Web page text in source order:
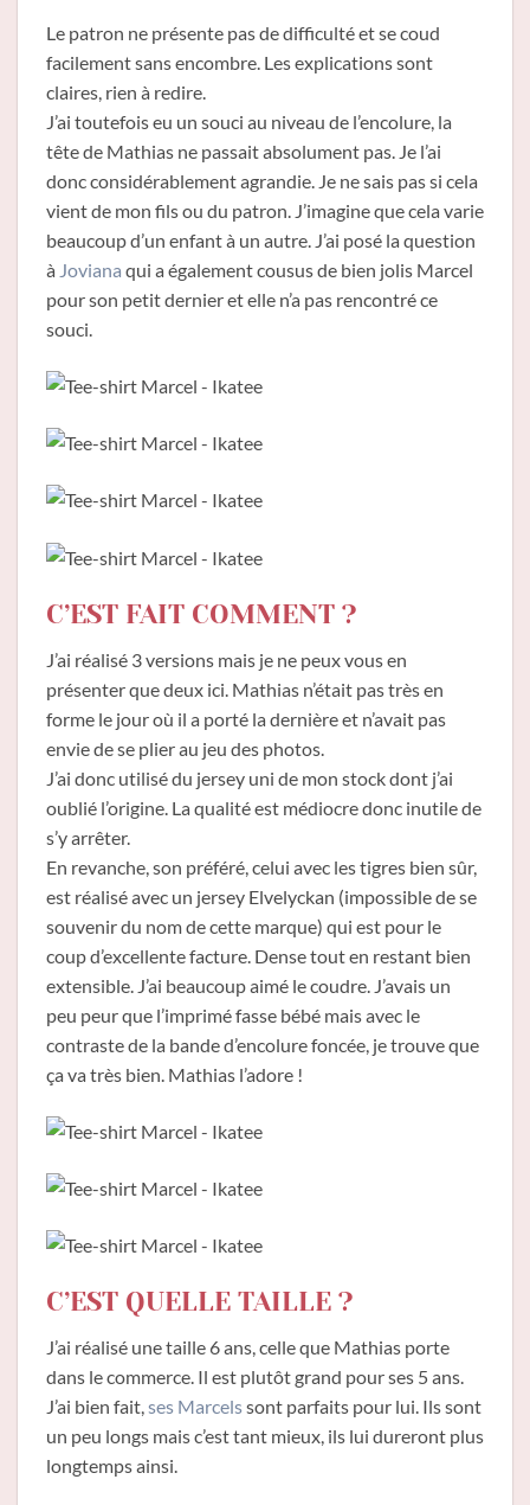
Le patron ne présente pas de difficulté et se coud
facilement sans encombre. Les explications sont
claires, rien à redire.
J’ai toutefois eu un souci au niveau de l’encolure, la
tête de Mathias ne passait absolument pas. Je l’ai
donc considérablement agrandie. Je ne sais pas si cela
vient de mon fils ou du patron. J’imagine que cela varie
beaucoup d’un enfant à un autre. J’ai posé la question
à Joviana qui a également cousus de bien jolis Marcel
pour son petit dernier et elle n’a pas rencontré ce
souci.
C’EST FAIT COMMENT ?
J’ai réalisé 3 versions mais je ne peux vous en
présenter que deux ici. Mathias n’était pas très en
forme le jour où il a porté la dernière et n’avait pas
envie de se plier au jeu des photos.
J’ai donc utilisé du jersey uni de mon stock dont j’ai
oublié l’origine. La qualité est médiocre donc inutile de
s’y arrêter.
En revanche, son préféré, celui avec les tigres bien sûr,
est réalisé avec un jersey Elvelyckan (impossible de se
souvenir du nom de cette marque) qui est pour le
coup d’excellente facture. Dense tout en restant bien
extensible. J’ai beaucoup aimé le coudre. J’avais un
peu peur que l’imprimé fasse bébé mais avec le
contraste de la bande d’encolure foncée, je trouve que
ça va très bien. Mathias l’adore !
C’EST QUELLE TAILLE ?
J’ai réalisé une taille 6 ans, celle que Mathias porte
dans le commerce. Il est plutôt grand pour ses 5 ans.
J’ai bien fait,ses Marcelssont parfaits pour lui. Ils sont
un peu longs mais c’est tant mieux, ils lui dureront plus
longtemps ainsi.